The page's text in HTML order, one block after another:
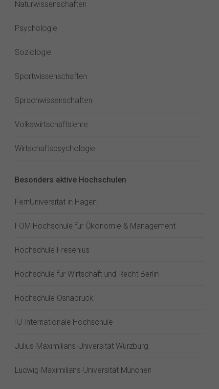
Naturwissenschaften
Psychologie
Soziologie
Sportwissenschaften
Sprachwissenschaften
Volkswirtschaftslehre
Wirtschaftspsychologie
Besonders aktive Hochschulen
FernUniversität in Hagen
FOM Hochschule für Ökonomie & Management
Hochschule Fresenius
Hochschule für Wirtschaft und Recht Berlin
Hochschule Osnabrück
IU Internationale Hochschule
Julius-Maximilians-Universität Würzburg
Ludwig-Maximilians-Universität München